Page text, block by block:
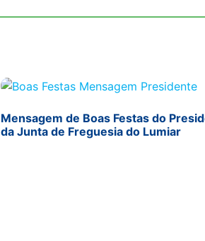
Mensagem de Boas Festas do
da Junta de Freguesia do Lumiar